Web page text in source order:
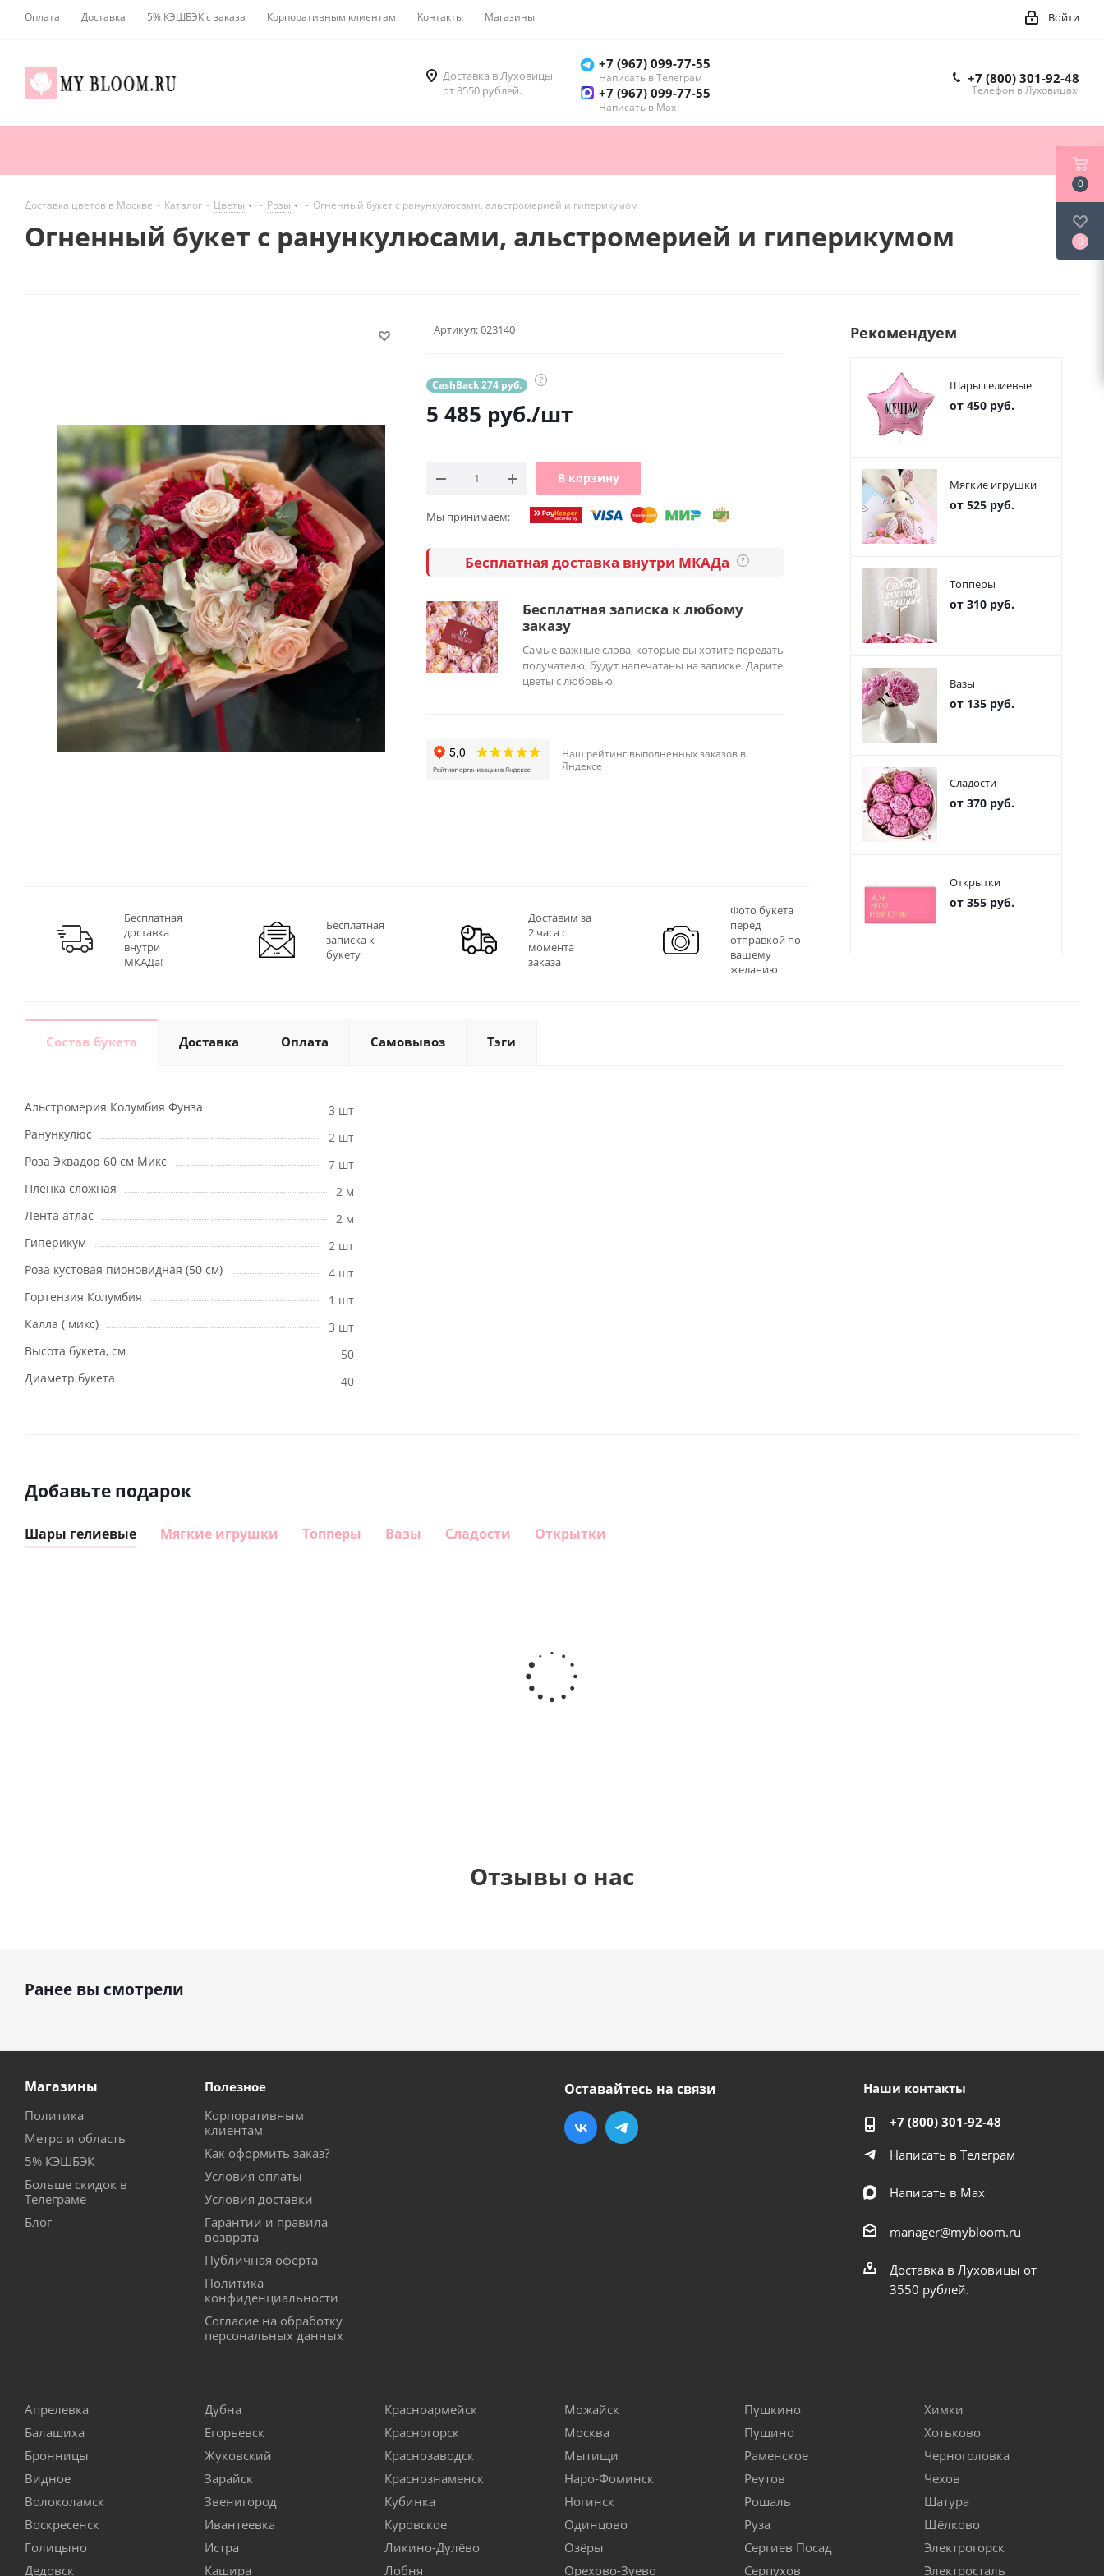
Оплата Доставка 5% КЭШБЭК с заказа Корпоративным клиентам Контакты Магазины Войти
Доставка в Луховицы
от 3550 рублей.
+7 (967) 099-77-55
Написать в Телеграм
+7 (967) 099-77-55
Написать в Мах
+7 (800) 301-92-48
Телефон в Луховицах
Доставка цветов в Москве - Каталог - Цветы - Розы - Огненный букет с ранункулюсами, альстромерией и гиперикумом
Огненный букет с ранункулюсами, альстромерией и гиперикумом
Артикул:023140
CashBack 274 руб. ?
5 485 руб./шт
В корзину
Мы принимаем:
Бесплатная доставка внутри МКАДа ?
Бесплатная записка к любому
заказу
Самые важные слова, которые вы хотите передать
получателю, будут напечатаны на записке. Дарите
цветы с любовью
Наш рейтинг выполненных заказов в
Яндексе
Бесплатная
доставка
внутри
МКАДа!
Бесплатная
записка к
букету
Доставим за
2 часа с
момента
заказа
Фото букета
перед
отправкой по
вашему
желанию
Рекомендуем
Шары гелиевые
от 450 руб.
Мягкие игрушки
от 525 руб.
Топперы
от 310 руб.
Вазы
от 135 руб.
Сладости
от 370 руб.
Открытки
от 355 руб.
Состав букета Доставка Оплата Самовывоз Тэги
Альстромерия Колумбия Фунза
3 шт
Ранункулюс
2 шт
Роза Эквадор 60 см Микс
7 шт
Пленка сложная
2 м
Лента атлас
2 м
Гиперикум
2 шт
Роза кустовая пионовидная (50 см)
4 шт
Гортензия Колумбия
1 шт
Калла ( микс)
3 шт
Высота букета, см
50
Диаметр букета
40
Добавьте подарок
Шары гелиевые Мягкие игрушки Топперы Вазы Сладости Открытки
сердце,
моя
любовь
Отзывы о нас
Ранее вы смотрели
Магазины
Политика
Метро и область
5% КЭШБЭК
Больше скидок в
Телеграме
Блог
Полезное
Корпоративным
клиентам
Как оформить заказ?
Условия оплаты
Условия доставки
Гарантии и правила
возврата
Публичная оферта
Политика
конфиденциальности
Согласие на обработку
персональных данных
Оставайтесь на связи Наши контакты
+7 (800) 301-92-48
Написать в Телеграм
Написать в Мах
manager@mybloom.ru
Доставка в Луховицы от
3550 рублей.
Апрелевка
Балашиха
Бронницы
Видное
Волоколамск
Воскресенск
Голицыно
Дедовск
Дубна
Егорьевск
Жуковский
Зарайск
Звенигород
Ивантеевка
Истра
Кашира
Красноармейск
Красногорск
Краснозаводск
Краснознаменск
Кубинка
Куровское
Ликино-Дулёво
Лобня
Можайск
Москва
Мытищи
Наро-Фоминск
Ногинск
Одинцово
Озёры
Орехово-Зуево
Пушкино
Пущино
Раменское
Реутов
Рошаль
Руза
Сергиев Посад
Серпухов
Химки
Хотьково
Черноголовка
Чехов
Шатура
Щёлково
Электрогорск
Электросталь
0
0